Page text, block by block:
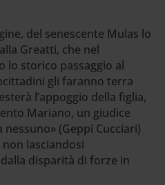
del senescente Mulas lo
Greatti, che nel
lo storico passaggio al
gli faranno terra
l’appoggio della figlia,
Mariano, un giudice
(Geppi Cucciari)
lasciandosi
disparità di forze in